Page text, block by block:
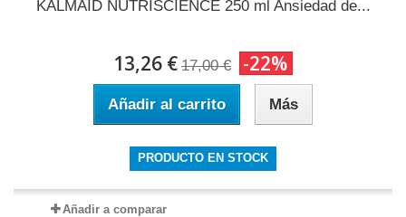
KALMAID NUTRISCIENCE 250 ml Ansiedad de...
13,26 € 17,00 € -22%
Añadir al carrito Más
PRODUCTO EN STOCK
Añadir a comparar